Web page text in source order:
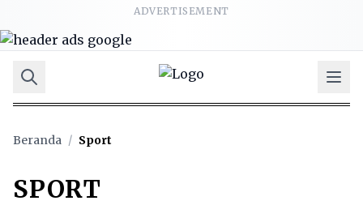
ADVERTISEMENT
Beranda / Sport
SPORT